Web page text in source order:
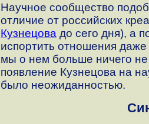
Научное сообщество
отличие от российских
Кузнецова до сего дня), а
испортить отношения
мы о нем больше ничего
появление Кузнецова на
было неожиданностью.